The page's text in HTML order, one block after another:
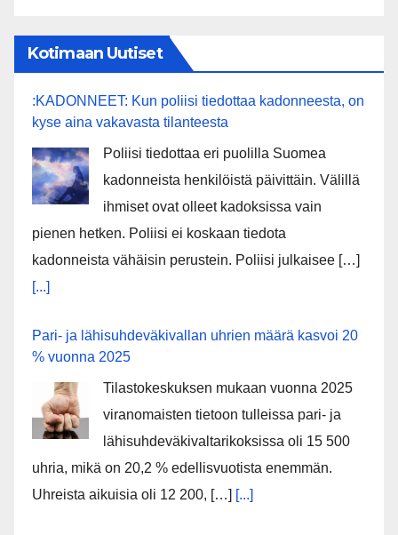
Kotimaan Uutiset
:KADONNEET: Kun poliisi tiedottaa kadonneesta, on
kyse aina vakavasta tilanteesta
Poliisi tiedottaa eri puolilla Suomea
kadonneista henkilöistä päivittäin. Välillä
ihmiset ovat olleet kadoksissa vain
pienen hetken. Poliisi ei koskaan tiedota
kadonneista vähäisin perustein. Poliisi julkaisee […]
[...]
Pari- ja lähisuhdeväkivallan uhrien määrä kasvoi 20
% vuonna 2025
Tilastokeskuksen mukaan vuonna 2025
viranomaisten tietoon tulleissa pari- ja
lähisuhdeväkivaltarikoksissa oli 15 500
uhria, mikä on 20,2 % edellisvuotista enemmän.
Uhreista aikuisia oli 12 200, […] [...]